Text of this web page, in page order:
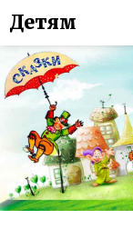
Детям